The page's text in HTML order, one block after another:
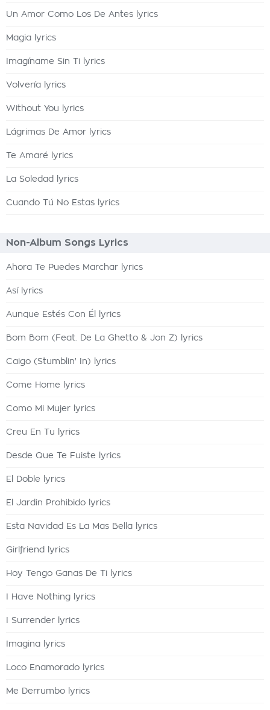
Un Amor Como Los De Antes lyrics
Magia lyrics
Imagíname Sin Ti lyrics
Volvería lyrics
Without You lyrics
Lágrimas De Amor lyrics
Te Amaré lyrics
La Soledad lyrics
Cuando Tú No Estas lyrics
Non-Album Songs Lyrics
Ahora Te Puedes Marchar lyrics
Así lyrics
Aunque Estés Con Él lyrics
Bom Bom (Feat. De La Ghetto & Jon Z) lyrics
Caigo (Stumblin' In) lyrics
Come Home lyrics
Como Mi Mujer lyrics
Creu En Tu lyrics
Desde Que Te Fuiste lyrics
El Doble lyrics
El Jardin Prohibido lyrics
Esta Navidad Es La Mas Bella lyrics
Girlfriend lyrics
Hoy Tengo Ganas De Ti lyrics
I Have Nothing lyrics
I Surrender lyrics
Imagina lyrics
Loco Enamorado lyrics
Me Derrumbo lyrics